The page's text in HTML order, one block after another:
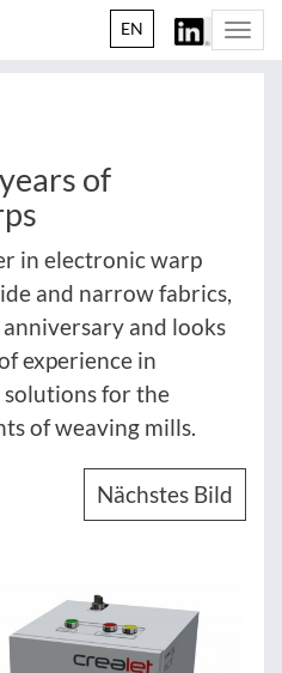
EN
of
in electronic warp
and narrow fabrics,
and looks
experience in
for the
of weaving mills.
Nächstes Bild